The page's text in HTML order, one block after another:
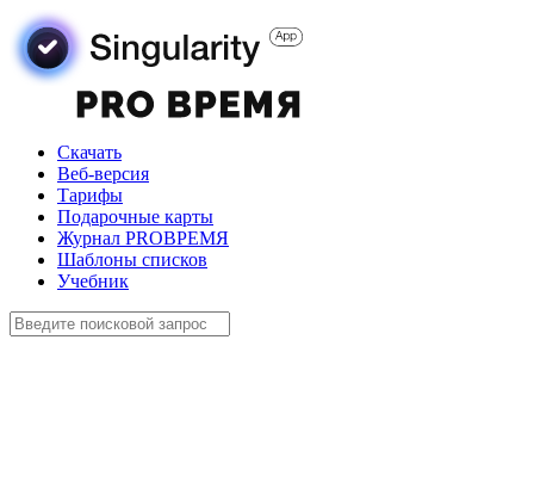
Скачать
Веб-версия
Тарифы
Подарочные карты
Журнал PROВРЕМЯ
Шаблоны списков
Учебник